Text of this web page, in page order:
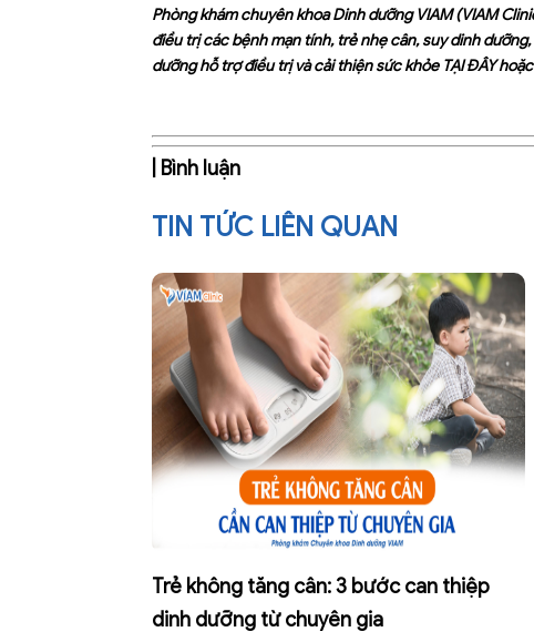
Phòng khám chuyên khoa Dinh dưỡng VIAM (VIAM
điều trị các bệnh mạn tính, trẻ nhẹ cân, suy dinh
dưỡng hỗ trợ điều trị và cải thiện sức khỏe TẠI ĐÂYhoặc
| Bình luận
TIN TỨC LIÊN QUAN
Trẻ không tăng cân: 3 bước can thiệp
dinh dưỡng từ chuyên gia